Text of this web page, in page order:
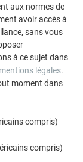
près de
aux normes de
avoir accès à
sans vous
à ce sujet dans
mentions légales.
moment dans
compris)
compris)